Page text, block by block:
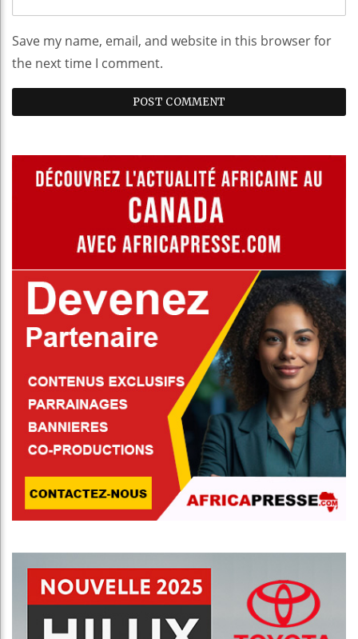
Save my name, email, and website in this browser for
the next time I comment.